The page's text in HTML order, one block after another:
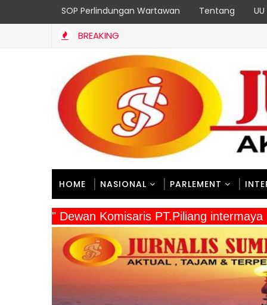
SOP Perlindungan Wartawan Tentang
BREAKING
Mempererat Persaudaraan, Satgas Yonif 2 Marinir dan
HOME NASIONAL PARLEMENT
" Dewan Komisaris PT.Piliang